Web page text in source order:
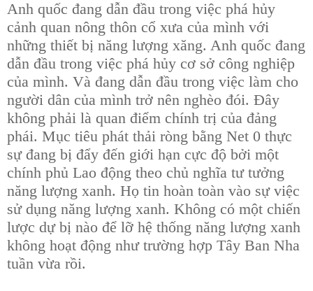
Anh quốc đang dẫn đầu trong việc phá hủy
cảnh quan nông thôn cổ xưa của mình với
những thiết bị năng lượng xăng. Anh quốc đang
dẫn đầu trong việc phá hủy cơ sở công nghiệp
của mình. Và đang dẫn đầu trong việc làm cho
người dân của mình trở nên nghèo đói. Đây
không phải là quan điểm chính trị của đảng
phái. Mục tiêu phát thải ròng bằng Net 0 thực
sự đang bị đẩy đến giới hạn cực độ bởi một
chính phủ Lao động theo chủ nghĩa tư tưởng
năng lượng xanh. Họ tin hoàn toàn vào sự việc
sử dụng năng lượng xanh. Không có một chiến
lược dự bị nào để lỡ hệ thống năng lượng xanh
không hoạt động như trường hợp Tây Ban Nha
tuần vừa rồi.